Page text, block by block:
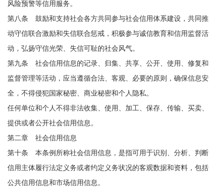
风险预警等信用服务。
第八条 鼓励和支持社会各方共同参与社会信用体系建设，共同推
动守信联合激励和失信联合惩戒，积极参与诚信教育和信用监督活
动，弘扬守信光荣、失信可耻的社会风气。
第九条 社会信用信息的记录、归集、共享、公开、使用、修复和
监督管理等活动，应当遵循合法、客观、必要的原则，确保信息安
全，不得侵犯国家秘密、商业秘密和个人隐私。
任何单位和个人不得非法收集、使用、加工、保存、传输、买卖、
提供或者公开社会信用信息。
第二章 社会信用信息
第十条 本条例所称社会信用信息，是指可用于识别、分析、判断
信用主体履行法定义务或者约定义务状况的客观数据和资料，包括
公共信用信息和市场信用信息。